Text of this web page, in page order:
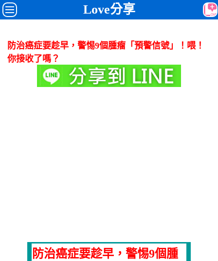
Love分享
防治癌症要趁早，警惕9個腫瘤「預警信號」！喂！
你接收了嗎？
防治癌症要趁早，警惕9個腫